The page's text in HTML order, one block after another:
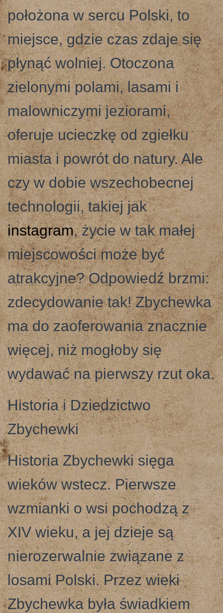
położona w sercu Polski, to
miejsce, gdzie czas zdaje się
płynąć wolniej. Otoczona
zielonymi polami, lasami i
malowniczymi jeziorami,
oferuje ucieczkę od zgiełku
miasta i powrót do natury. Ale
czy w dobie wszechobecnej
technologii, takiej jak
instagram, życie w tak małej
miejscowości może być
atrakcyjne? Odpowiedź brzmi:
zdecydowanie tak! Zbychewka
ma do zaoferowania znacznie
więcej, niż mogłoby się
wydawać na pierwszy rzut oka.
Historia i Dziedzictwo
Zbychewki
Historia Zbychewki sięga
wieków wstecz. Pierwsze
wzmianki o wsi pochodzą z
XIV wieku, a jej dzieje są
nierozerwalnie związane z
losami Polski. Przez wieki
Zbychewka była świadkiem